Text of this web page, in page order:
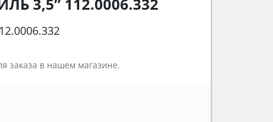
3,5” 112.0006.332
заказа в нашем магазине.